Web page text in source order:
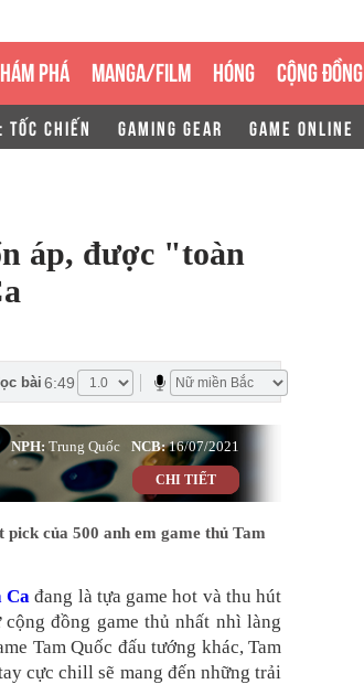
PHÁ MANGA/FILM HÓNG CỘNG ĐỒNG
TỐC CHIẾN GAMING GEAR GAME ONLINE
áp, được "toàn
bài 6:49
16/07/2021
NCB:
Trung Quốc
NPH:
CHI TIẾT
của 500 anh em game thủ Tam
Ca đang là tựa game hot và thu hút
đồng game thủ nhất nhì làng
Tam Quốc đấu tướng khác, Tam
cực chill sẽ mang đến những trải